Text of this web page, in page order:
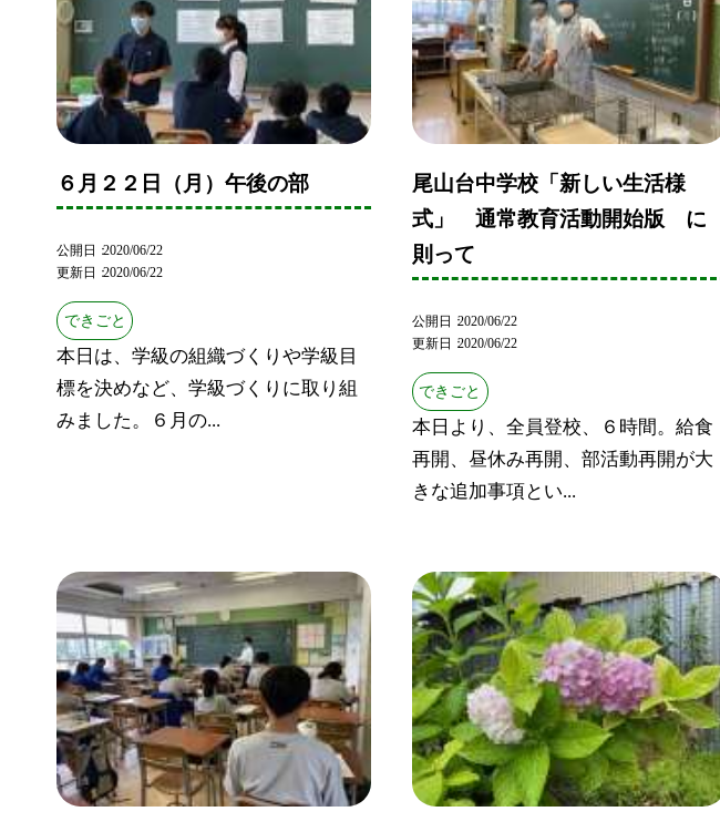
６月２２日（月）午後の部
公開日 2020/06/22
更新日 2020/06/22
できごと
本日は、学級の組織づくりや学級目
標を決めなど、学級づくりに取り組
みました。６月の...
尾山台中学校「新しい生活様
式」 通常教育活動開始版 に
則って
公開日 2020/06/22
更新日 2020/06/22
できごと
本日より、全員登校、６時間。給食
再開、昼休み再開、部活動再開が大
きな追加事項とい...